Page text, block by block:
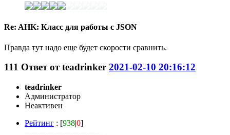
Re: AHK: Класс для работы с JSON
Правда тут надо еще будет скорости сравнить.
111 Ответ отteadrinker 2021-02-10 20:16:12
teadrinker
Администратор
Неактивен
Рейтинг : [938|0]